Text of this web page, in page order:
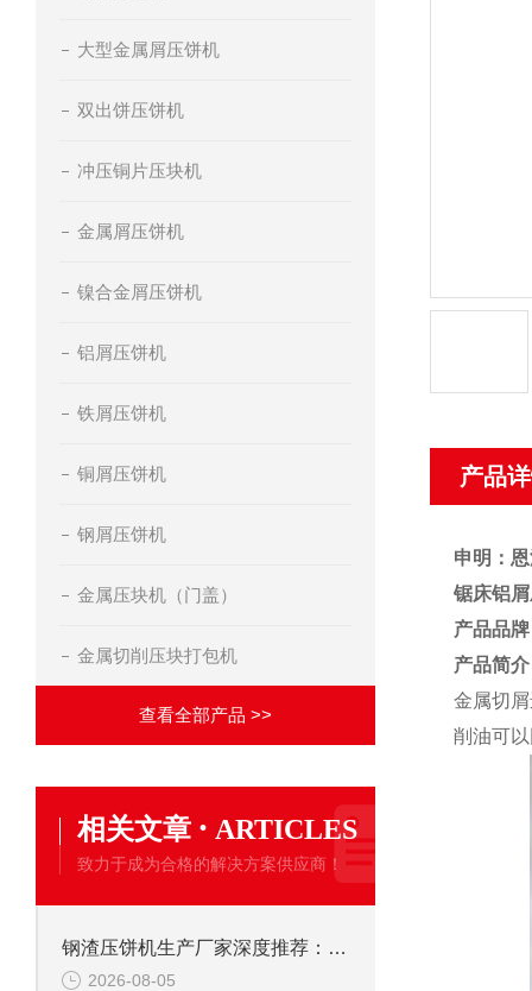
大型金属屑压饼机
双出饼压饼机
冲压铜片压块机
金属屑压饼机
镍合金屑压饼机
铝屑压饼机
铁屑压饼机
铜屑压饼机
钢屑压饼机
金属压块机（门盖）
金属切削压块打包机
查看全部产品 >>
相关文章 · ARTICLES
致力于成为合格的解决方案供应商！
钢渣压饼机生产厂家深度推荐：为何恩派特成为高净值产线的优选
2026-08-05
产品
申明：
锯床铝
产品品
产品简
金属切
削油可